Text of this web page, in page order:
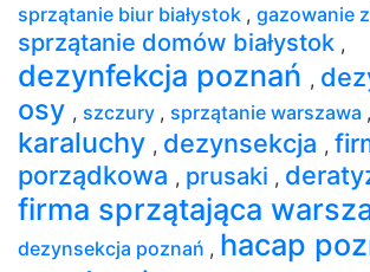
sprzątanie biur białystok , gazowanie
sprzątanie domów białystok ,
dezynfekcja poznań ,
osy , szczury , sprzątanie warszawa ,
karaluchy , dezynsekcja ,
porządkowa , prusaki ,
firma sprzątająca
dezynsekcja poznań , hacap